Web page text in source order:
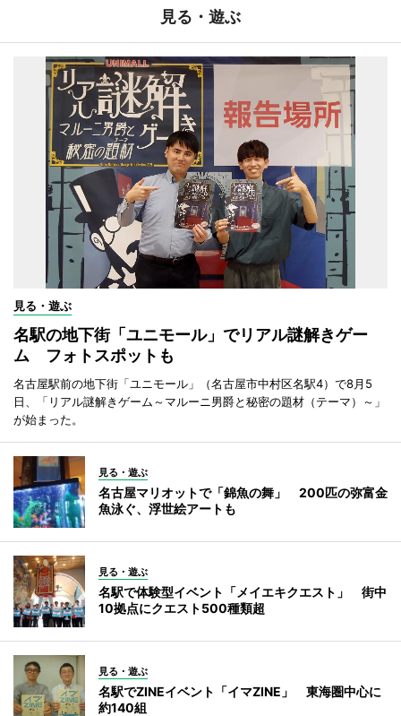
見る・遊ぶ
見る・遊ぶ
名駅の地下街「ユニモール」でリアル謎解きゲー
ム フォトスポットも
名古屋駅前の地下街「ユニモール」（名古屋市中村区名駅4）で8月5
日、「リアル謎解きゲーム～マルーニ男爵と秘密の題材（テーマ）～」
が始まった。
見る・遊ぶ
名古屋マリオットで「錦魚の舞」 200匹の弥富金
魚泳ぐ、浮世絵アートも
見る・遊ぶ
名駅で体験型イベント「メイエキクエスト」 街中
10拠点にクエスト500種類超
見る・遊ぶ
名駅でZINEイベント「イマZINE」 東海圏中心に
約140組